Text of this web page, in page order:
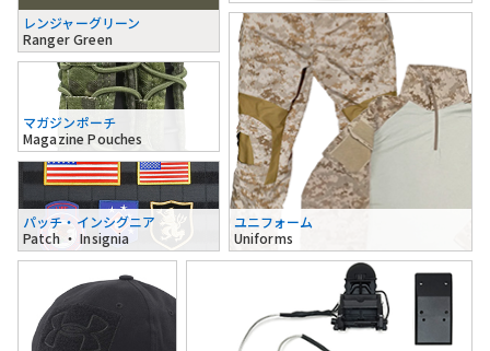
レンジャーグリーン
Ranger Green
マガジンポーチ
Magazine Pouches
パッチ・インシグニア
Patch ・ Insignia
ユニフォーム
Uniforms